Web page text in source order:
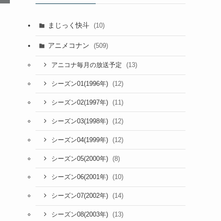
まじっく快斗 (10)
アニメコナン (509)
アニコナ毎月の放送予定 (13)
シーズン01(1996年) (12)
シーズン02(1997年) (11)
シーズン03(1998年) (12)
シーズン04(1999年) (12)
シーズン05(2000年) (8)
シーズン06(2001年) (10)
シーズン07(2002年) (14)
シーズン08(2003年) (13)